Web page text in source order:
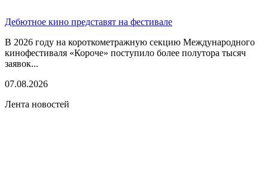
Дебютное кино представят на фестивале
В 2026 году на короткометражную секцию Международного
кинофестиваля «Короче» поступило более полутора тысяч
заявок...
07.08.2026
Лента новостей